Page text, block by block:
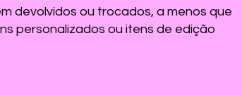
devolvidos ou trocados, a menos que
personalizados ou itens de edição